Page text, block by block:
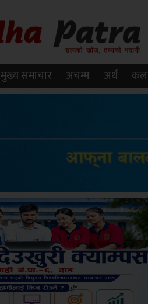
मुख्य समाचार अचम्म अर्थ